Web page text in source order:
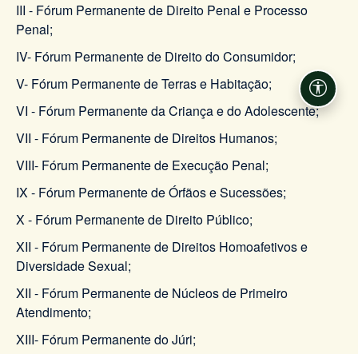
III - Fórum Permanente de Direito Penal e Processo
Penal;
IV- Fórum Permanente de Direito do Consumidor;
V- Fórum Permanente de Terras e Habitação;
VI - Fórum Permanente da Criança e do Adolescente;
VII - Fórum Permanente de Direitos Humanos;
VIII- Fórum Permanente de Execução Penal;
IX - Fórum Permanente de Órfãos e Sucessões;
X - Fórum Permanente de Direito Público;
XII - Fórum Permanente de Direitos Homoafetivos e
Diversidade Sexual;
XII - Fórum Permanente de Núcleos de Primeiro
Atendimento;
XIII- Fórum Permanente do Júri;